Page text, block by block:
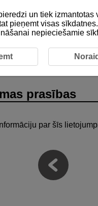
prasības
par šīs
un tiek
pieņemt visas
nepieciešamie